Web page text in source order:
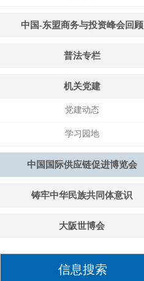
中国-东盟商务与投资峰会回顾
普法专栏
机关党建
党建动态
学习园地
中国国际供应链促进博览会
铸牢中华民族共同体意识
大阪世博会
信息搜索